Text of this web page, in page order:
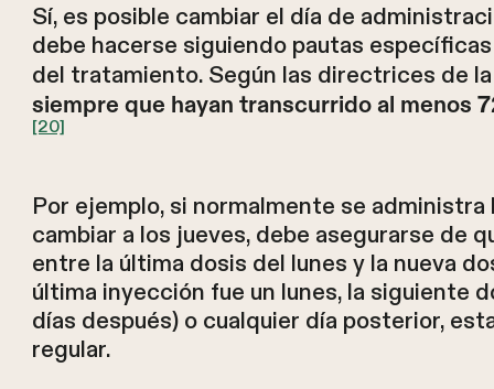
Sí, es posible cambiar el día de
debe hacerse siguiendo pautas
del tratamiento. Según las directrices de
siempre que hayan transcurrido al menos
[20]
Por ejemplo, si normalmente se
cambiar a los jueves, debe asegurarse de
entre la última dosis del lunes y la nueva
última inyección fue un lunes, la siguiente
días después) o cualquier día posterior,
regular.